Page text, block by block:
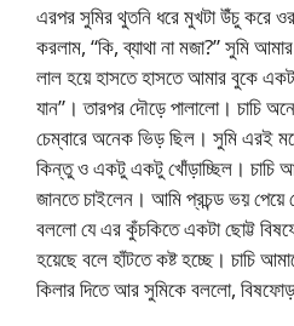
এরপর সুমির থুতনি ধরে মুখটা উঁচু করে
করলাম, “কি, ব্যাথা না মজা?” সুমি
লাল হয়ে হাসতে হাসতে আমার বুকে
যান”। তারপর দৌড়ে পালালো। চাচি
চেম্বারে অনেক ভিড় ছিল। সুমি এরই
কিন্তু ও একটু একটু খোঁড়াচ্ছিল। চাচি
জানতে চাইলেন। আমি প্রচন্ড ভয় পেয়ে
বললো যে এর কুঁচকিতে একটা ছোট্ট
হয়েছে বলে হাঁটতে কষ্ট হচ্ছে। চাচি
কিলার দিতে আর সুমিকে বললো,